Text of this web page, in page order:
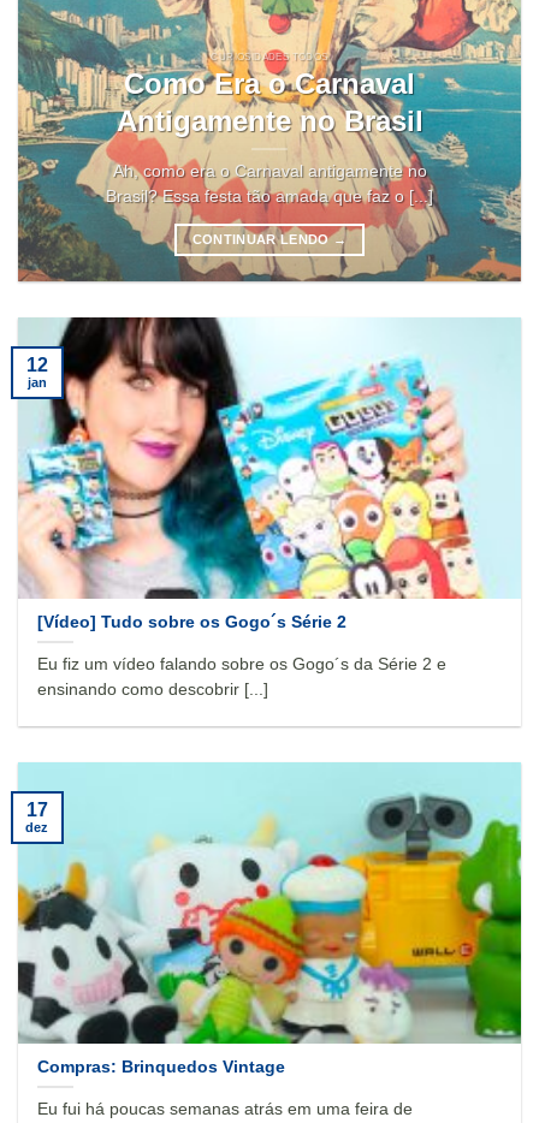
CURIOSIDADES TODOS
Como Era o Carnaval
Antigamente no Brasil
Ah, como era o Carnaval antigamente no
Brasil? Essa festa tão amada que faz o [...]
CONTINUAR LENDO→
[Vídeo] Tudo sobre os Gogo´s Série 2
Eu fiz um vídeo falando sobre os Gogo´s da Série 2 e
ensinando como descobrir [...]
12
jan
Compras: Brinquedos Vintage
Eu fui há poucas semanas atrás em uma feira de
17
dez